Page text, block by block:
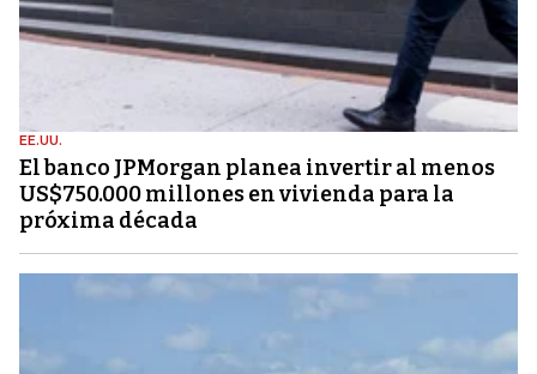
EE.UU.
El banco JPMorgan planea invertir al menos
US$750.000 millones en vivienda para la
próxima década